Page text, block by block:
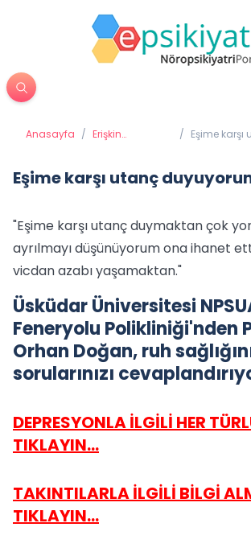
Anasayfa / Erişkin
/ Eşime karşı
Eşime karşı utanç
"Eşime karşı utanç duymaktan çok
ayrılmayı düşünüyorum ona ihanet
vicdan azabı yaşamaktan."
Üsküdar Üniversitesi
Feneryolu Polikliniği'nden
Orhan Doğan, ruh
sorularınızı
DEPRESYONLA İLGİLİ HER
TIKLAYIN...
TAKINTILARLA İLGİLİ BİLGİ
TIKLAYIN...